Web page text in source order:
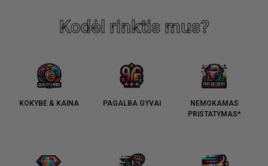
Kodėl rinktis mus?
KOKYBĖ & KAINA PAGALBA GYVAI
NEMOKAMAS
PRISTATYMAS*